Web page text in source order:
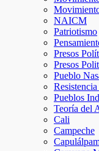
NAICM
Patriotismo
Presos
Presos
Pueblo
Pueblos
Teoría del
Cali
Campeche